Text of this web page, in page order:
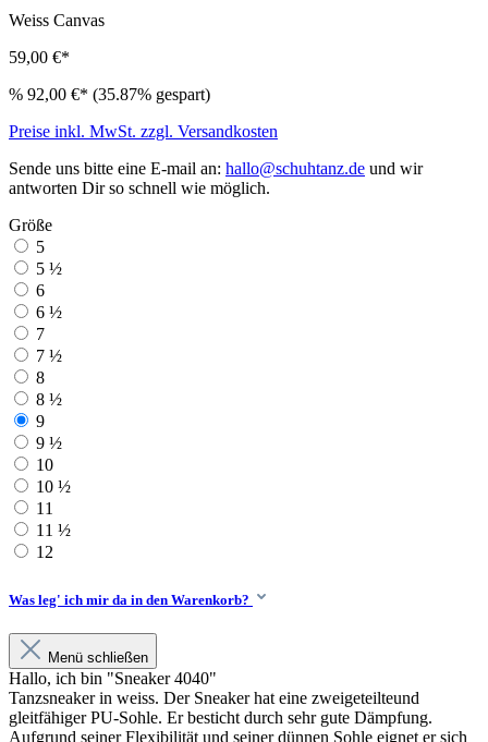
Weiss Canvas
59,00 €*
% 92,00 €* (35.87% gespart)
Preise inkl. MwSt. zzgl. Versandkosten
Sende uns bitte eine E-mail an: hallo@schuhtanz.de und wir
antworten Dir so schnell wie möglich.
Größe
5
5 ½
6
6 ½
7
7 ½
8
8 ½
9
9 ½
10
10 ½
11
11 ½
12
Was leg' ich mir da in den Warenkorb?
Menü schließen
Hallo, ich bin "Sneaker 4040"
Tanzsneaker in weiss. Der Sneaker hat eine zweigeteilteund
gleitfähiger PU-Sohle. Er besticht durch sehr gute Dämpfung.
Aufgrund seiner Flexibilität und seiner dünnen Sohle eignet er sich